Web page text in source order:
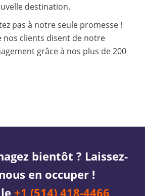
destination.
pas à notre seule promesse !
nos clients disent de notre
grâce à nos plus de 200
bientôt ? Laissez-
en occuper !
+1 (514) 418-4466